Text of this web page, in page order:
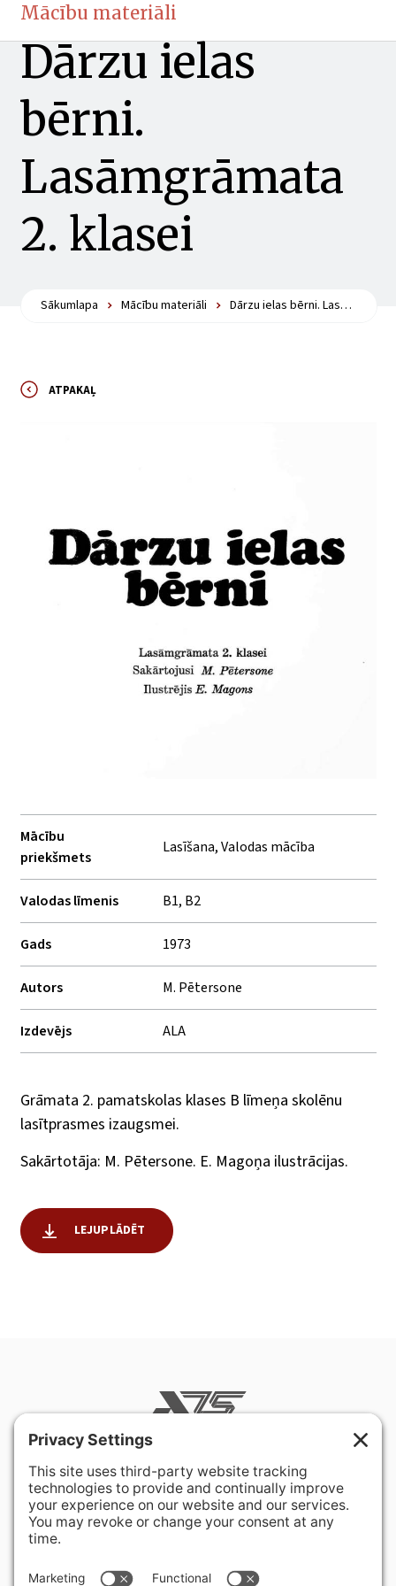
Mācību materiāli
Dārzu ielas
bērni.
Lasāmgrāmata
2. klasei
Sākumlapa Mācību materiāli Dārzu ielas bērni. Lasāmgrāmata 2. klasei
ATPAKAĻ
Mācību
priekšmets
Lasīšana, Valodas mācība
Valodas līmenis B1, B2
Gads 1973
Autors M. Pētersone
Izdevējs ALA
Grāmata 2. pamatskolas klases B līmeņa skolēnu
lasītprasmes izaugsmei.
Sakārtotāja: M. Pētersone. E. Magoņa ilustrācijas.
LEJUPLĀDĒT
Rockville, MD 20850-3121 USA
+ 1 301 340 1914